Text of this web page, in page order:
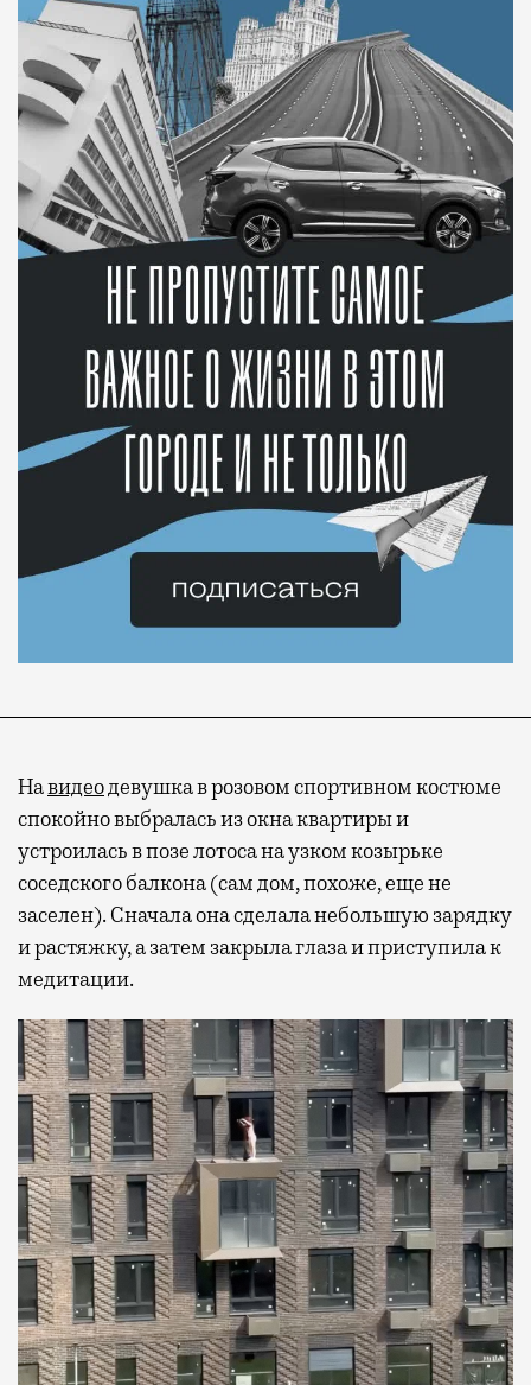
Навидеодевушка в розовом спортивном костюме
спокойно выбралась из окна квартиры и
устроилась в позе лотоса на узком козырьке
соседского балкона (сам дом, похоже, еще не
заселен). Сначала она сделала небольшую зарядку
и растяжку, а затем закрыла глаза и приступила к
медитации.